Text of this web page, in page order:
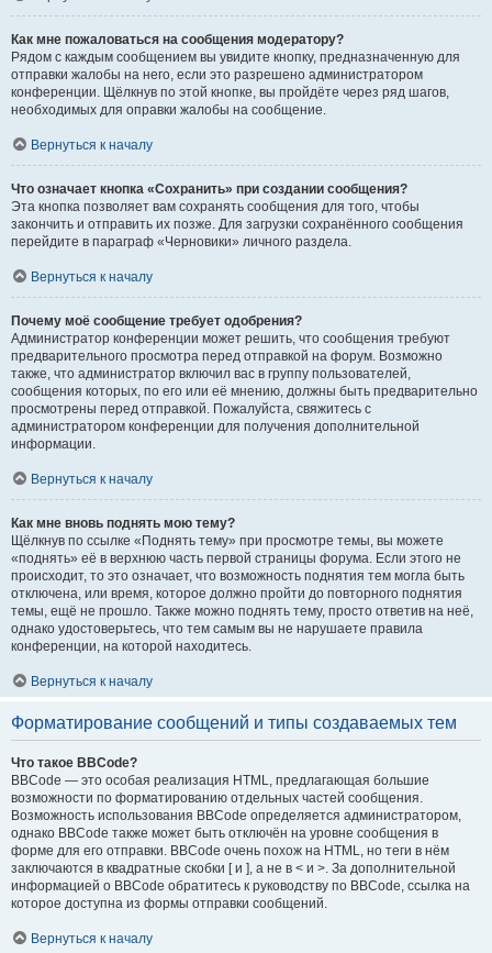
Как мне пожаловаться на сообщения модератору?
Рядом с каждым сообщением вы увидите кнопку, предназначенную для
отправки жалобы на него, если это разрешено администратором
конференции. Щёлкнув по этой кнопке, вы пройдёте через ряд шагов,
необходимых для оправки жалобы на сообщение.
Вернуться к началу
Что означает кнопка «Сохранить» при создании сообщения?
Эта кнопка позволяет вам сохранять сообщения для того, чтобы
закончить и отправить их позже. Для загрузки сохранённого сообщения
перейдите в параграф «Черновики» личного раздела.
Вернуться к началу
Почему моё сообщение требует одобрения?
Администратор конференции может решить, что сообщения требуют
предварительного просмотра перед отправкой на форум. Возможно
также, что администратор включил вас в группу пользователей,
сообщения которых, по его или её мнению, должны быть предварительно
просмотрены перед отправкой. Пожалуйста, свяжитесь с
администратором конференции для получения дополнительной
информации.
Вернуться к началу
Как мне вновь поднять мою тему?
Щёлкнув по ссылке «Поднять тему» при просмотре темы, вы можете
«поднять» её в верхнюю часть первой страницы форума. Если этого не
происходит, то это означает, что возможность поднятия тем могла быть
отключена, или время, которое должно пройти до повторного поднятия
темы, ещё не прошло. Также можно поднять тему, просто ответив на неё,
однако удостоверьтесь, что тем самым вы не нарушаете правила
конференции, на которой находитесь.
Вернуться к началу
Форматирование сообщений и типы создаваемых тем
Что такое BBCode?
BBCode — это особая реализация HTML, предлагающая большие
возможности по форматированию отдельных частей сообщения.
Возможность использования BBCode определяется администратором,
однако BBCode также может быть отключён на уровне сообщения в
форме для его отправки. BBCode очень похож на HTML, но теги в нём
заключаются в квадратные скобки [ и ], а не в < и >. За дополнительной
информацией о BBCode обратитесь к руководству по BBCode, ссылка на
которое доступна из формы отправки сообщений.
Вернуться к началу